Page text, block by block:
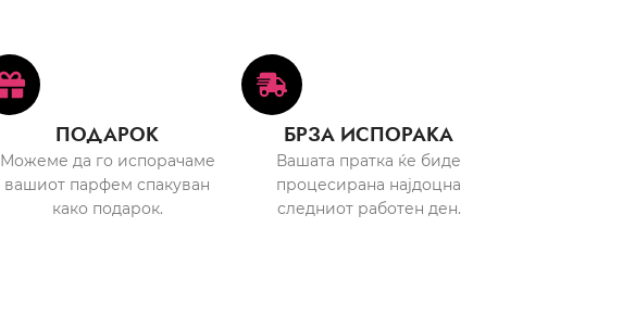
ПОДАРОК
Можеме да го испорачаме
вашиот парфем спакуван
како подарок.
БРЗА ИСПОРАКА
Вашата пратка ќе биде
процесирана најдоцна
следниот работен ден.